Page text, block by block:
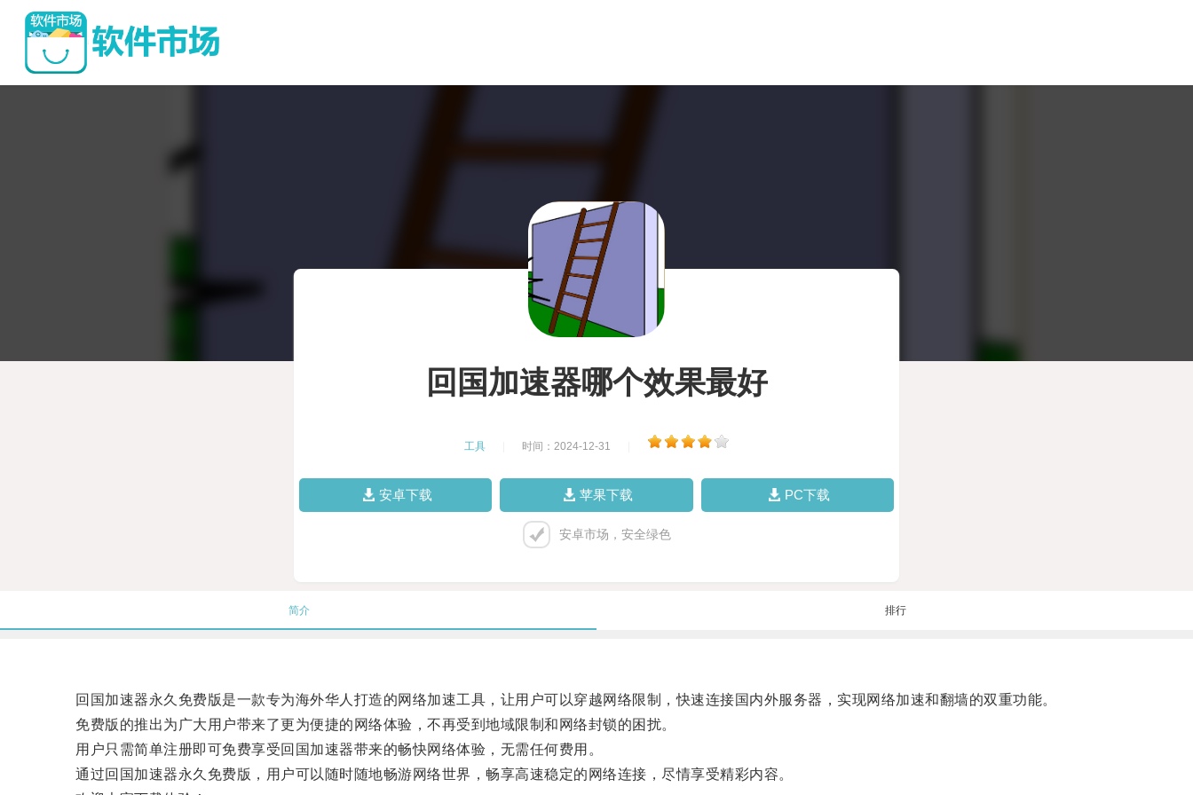
回国加速器哪个效果最好
工具 时间：2024-12-31
安卓下载 苹果下载 PC下载
安卓市场，安全绿色
简介 排行
回国加速器永久免费版是一款专为海外华人打造的网络加速工具，让用户可以穿越网络限制，快速连接国内外服务器，实现网络加速和翻墙的双重功能。
免费版的推出为广大用户带来了更为便捷的网络体验，不再受到地域限制和网络封锁的困扰。
用户只需简单注册即可免费享受回国加速器带来的畅快网络体验，无需任何费用。
通过回国加速器永久免费版，用户可以随时随地畅游网络世界，畅享高速稳定的网络连接，尽情享受精彩内容。